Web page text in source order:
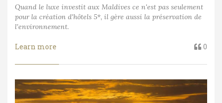
Quand le luxe investit aux Maldives ce n'est pas seulement
pour la création d'hôtels 5*, il gère aussi la préservation de
l'environnement.
Learn more 0